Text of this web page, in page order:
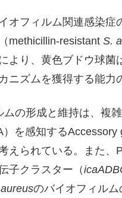
オフィルム関連感染症
methicillin-resistant S.
より、黄色ブドウ球
ニズムを獲得する能力
ムの形成と維持は、複
を感知する
えられている。また、
子クラスター（
のバイオフィル